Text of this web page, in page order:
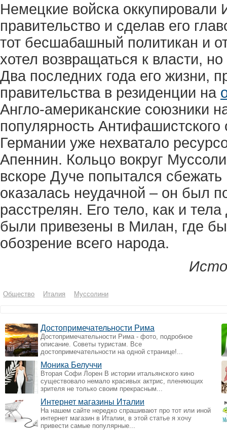
Немецкие войска
правительство и сделав его
тот бесшабашный политикан и
хотел возвращаться к власти,
Два последних года его жизни,
правительства в резиденции на
Англо-американские союзники
популярность
Германии уже нехватало
Апеннин. Кольцо вокруг
вскоре Дуче попытался
оказалась неудачной – он был
расстрелян. Его тело, как и
были привезены в Милан, где
обозрение всего народа.
Общество Италия Муссолини
Достопримечательности Рима
Достопримечательности Рима - фото, подробное
описание. Советы туристам. Все
достопримечательности на одной странице!...
Моника Белуччи
Вторая Софи Лорен В истории итальянского кино
существовало немало красивых актрис, пленяющих
зрителя не только своим прекрасным...
Интернет магазины Италии
На нашем сайте нередко спрашивают про тот или иной
интернет магазин в Италии, в этой статье я хочу
привести самые популярные...